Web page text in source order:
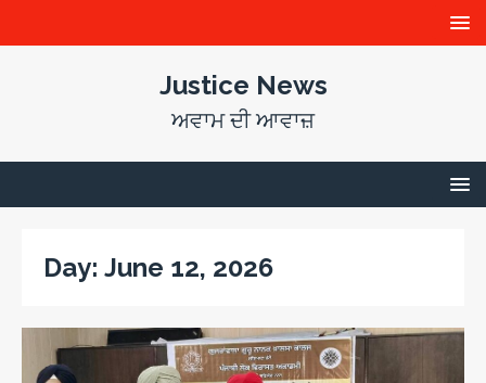
Justice News
ਅਵਾਮ ਦੀ ਆਵਾਜ਼
Day: June 12, 2026